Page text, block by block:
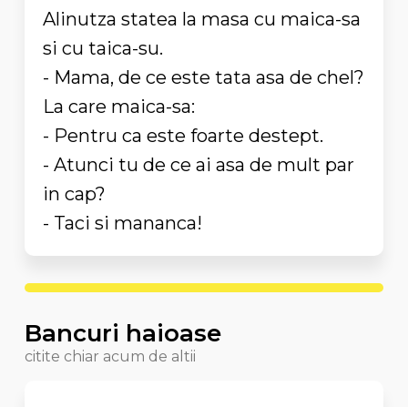
Alinutza statea la masa cu maica-sa
si cu taica-su.
- Mama, de ce este tata asa de chel?
La care maica-sa:
- Pentru ca este foarte destept.
- Atunci tu de ce ai asa de mult par
in cap?
- Taci si mananca!
Bancuri haioase
citite chiar acum de altii